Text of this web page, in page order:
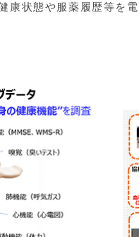
状態や服薬履歴等を